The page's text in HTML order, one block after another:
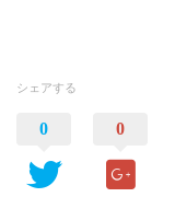
シェアする
0 0